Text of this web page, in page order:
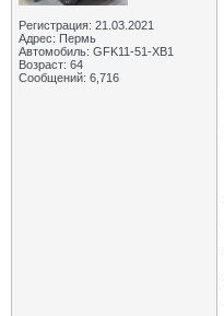
Регистрация: 21.03.2021
Адрес: Пермь
Автомобиль: GFK11-51-ХВ1
Возраст: 64
Сообщений: 6,716